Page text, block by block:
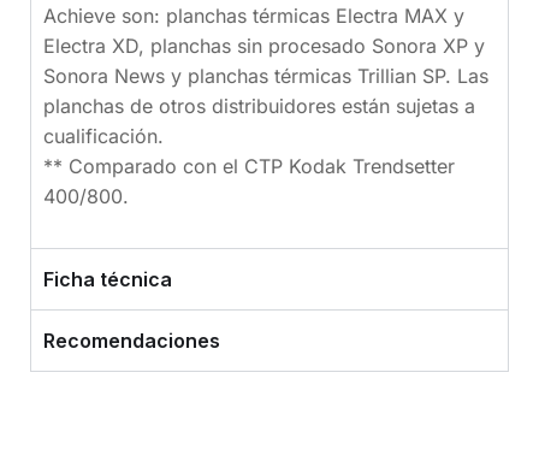
Achieve son: planchas térmicas Electra MAX y
Electra XD, planchas sin procesado Sonora XP y
Sonora News y planchas térmicas Trillian SP. Las
planchas de otros distribuidores están sujetas a
cualificación.
** Comparado con el CTP Kodak Trendsetter
400/800.
Ficha técnica
Recomendaciones